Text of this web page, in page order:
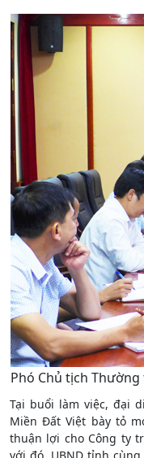
Phó Chủ tịch
Tại buổi làm việc, đại
Miền Đất Việt bày tỏ
thuận lợi cho Công ty